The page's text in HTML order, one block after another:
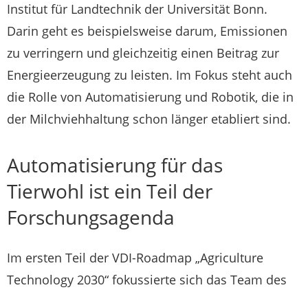
Institut für Landtechnik der Universität Bonn.
Darin geht es beispielsweise darum, Emissionen
zu verringern und gleichzeitig einen Beitrag zur
Energieerzeugung zu leisten. Im Fokus steht auch
die Rolle von Automatisierung und Robotik, die in
der Milchviehhaltung schon länger etabliert sind.
Automatisierung für das
Tierwohl ist ein Teil der
Forschungsagenda
Im ersten Teil der VDI-Roadmap „Agriculture
Technology 2030“ fokussierte sich das Team des